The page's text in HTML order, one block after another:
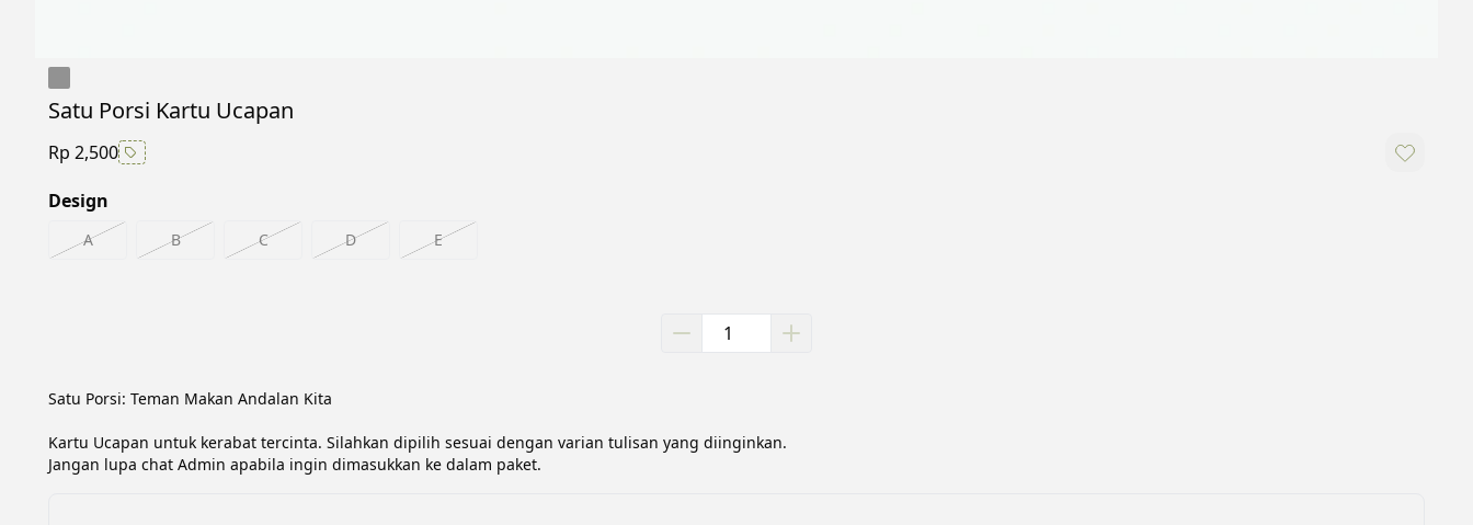
Satu Porsi Kartu Ucapan
Rp 2,500
Design
A B C D E
Satu Porsi: Teman Makan Andalan Kita
Kartu Ucapan untuk kerabat tercinta. Silahkan dipilih sesuai dengan varian tulisan yang diinginkan.
Jangan lupa chat Admin apabila ingin dimasukkan ke dalam paket.